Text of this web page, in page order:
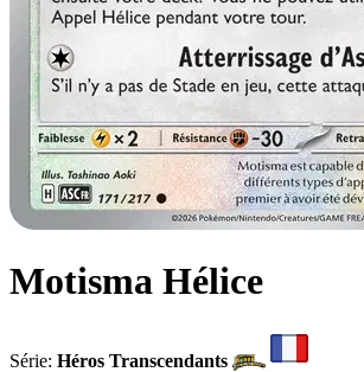
Motisma Hélice
Série: Héros Transcendants